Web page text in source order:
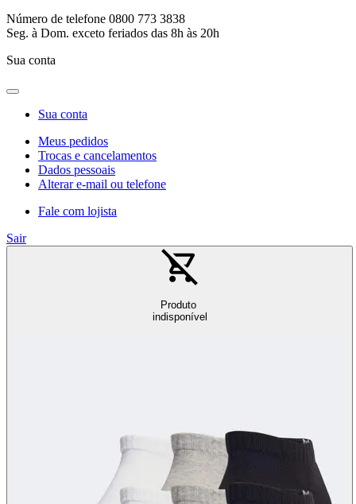
Número de telefone 0800 773 3838
Seg. à Dom. exceto feriados das 8h às 20h
Sua conta
Sua conta
Meus pedidos
Trocas e cancelamentos
Dados pessoais
Alterar e-mail ou telefone
Fale com lojista
Sair
Produto
indisponível